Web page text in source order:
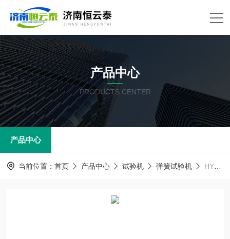
产品中心
PRODUCTS CENTER
产品中心
当前位置： 首页 产品中心 试验机 弹簧试验机 HYT-550电动弹簧试验机 拉伸压缩弹性实验